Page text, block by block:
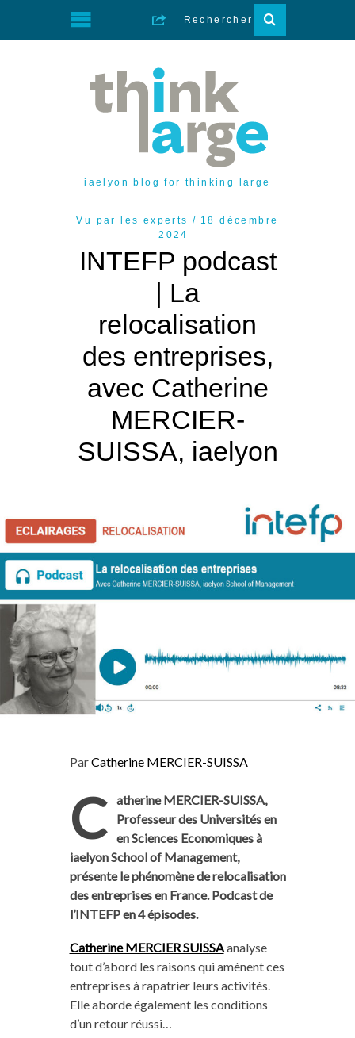
iaelyon blog for thinking large
Vu par les experts
18 décembre
2024
INTEFP podcast
| La
relocalisation
des entreprises,
avec Catherine
MERCIER-
SUISSA, iaelyon
ParCatherine MERCIER-SUISSA
C
atherine MERCIER-SUISSA,
Professeur des Universités en
en Sciences Economiques à
iaelyon School of Management,
présente le phénomène de relocalisation
des entreprises en France. Podcast de
l’INTEFP en 4 épisodes.
Catherine MERCIER SUISSAanalyse
tout d’abord les raisons qui amènent ces
entreprises à rapatrier leurs activités.
Elle aborde également les conditions
d’un retour réussi…